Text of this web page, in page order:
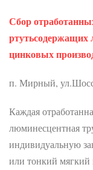
Сбор
ртутьсодержащих
цинковых
п. Мирный,
Каждая
люминесцентная
индивидуальную
или тонкий